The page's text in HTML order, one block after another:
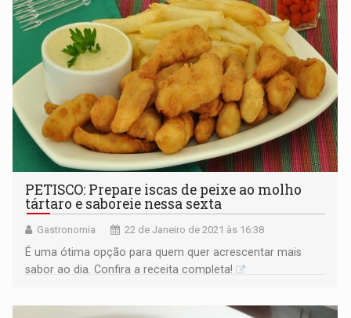
PETISCO: Prepare iscas de peixe ao molho
tártaro e saboreie nessa sexta
Gastronomia 22 de Janeiro de 2021 às 16:38
É uma ótima opção para quem quer acrescentar mais
sabor ao dia. Confira a receita completa!